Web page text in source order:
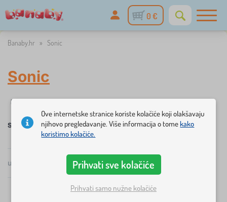
0 €
Banaby.hr » Sonic
Sonic
Filtriranje ✓na zalihi Kategorije Cijena Dostupnost
×
Sonic
ukupno proizvoda
po
Ove internetske stranice koriste kolačiće koji olakšavaju
njihovo pregledavanje. Više informacija o tomekako
koristimo kolačiće.
Prihvati sve kolačiće
Prihvati samo nužne kolačiće